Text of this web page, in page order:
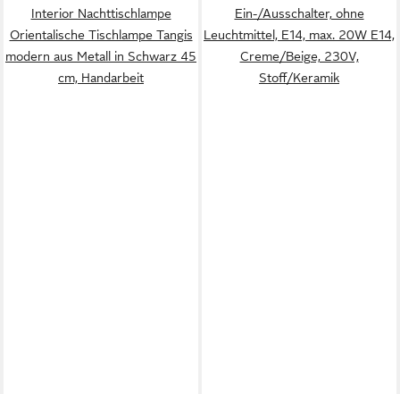
Interior Nachttischlampe
Orientalische Tischlampe Tangis
modern aus Metall in Schwarz 45
cm, Handarbeit
Ein-/Ausschalter, ohne
Leuchtmittel, E14, max. 20W E14,
Creme/Beige, 230V,
Stoff/Keramik